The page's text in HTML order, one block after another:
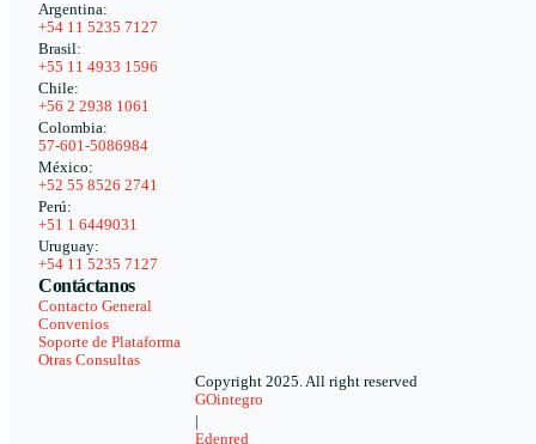
Argentina:
+54 11 5235 7127
Brasil:
+55 11 4933 1596
Chile:
+56 2 2938 1061
Colombia:
57-601-5086984
México:
+52 55 8526 2741
Perú:
+51 1 6449031
Uruguay:
+54 11 5235 7127
Contáctanos
Contacto General
Convenios
Soporte de Plataforma
Otras Consultas
Copyright 2025. All right reserved
GOintegro
Edenred